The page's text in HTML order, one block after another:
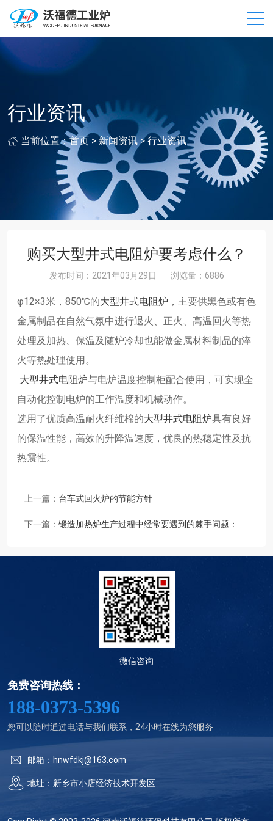
行业资讯
当前位置：首页 > 新闻资讯 >行业资讯
购买大型井式电阻炉要考虑什么？
发布时间：2021年03月29日 浏览量：6886
φ12×3米，850℃的大型井式电阻炉 ，主要供黑色或有色
金属制品在自然气氛中进行退火、正火、高温回火等热
处理及加热、保温及随炉冷却也能做金属材料制品的淬
火等热处理使用。
大型井式电阻炉与电炉温度控制柜配合使用，可实现全
自动化控制电炉的工作温度和机械动作。
选用了优质高温耐火纤维棉的大型井式电阻炉具有良好
的保温性能，高效的升降温速度，优良的热稳定性及抗
热震性。
上一篇： 台车式回火炉的节能方针
下一篇： 锻造加热炉生产过程中经常要遇到的棘手问题：
微信咨询
免费咨询热线：
188-0373-5396
您可以随时通过电话与我们联系，24小时在线为您服务
邮箱：hnwfdkj@163.com
地址：新乡市小店经济技术开发区